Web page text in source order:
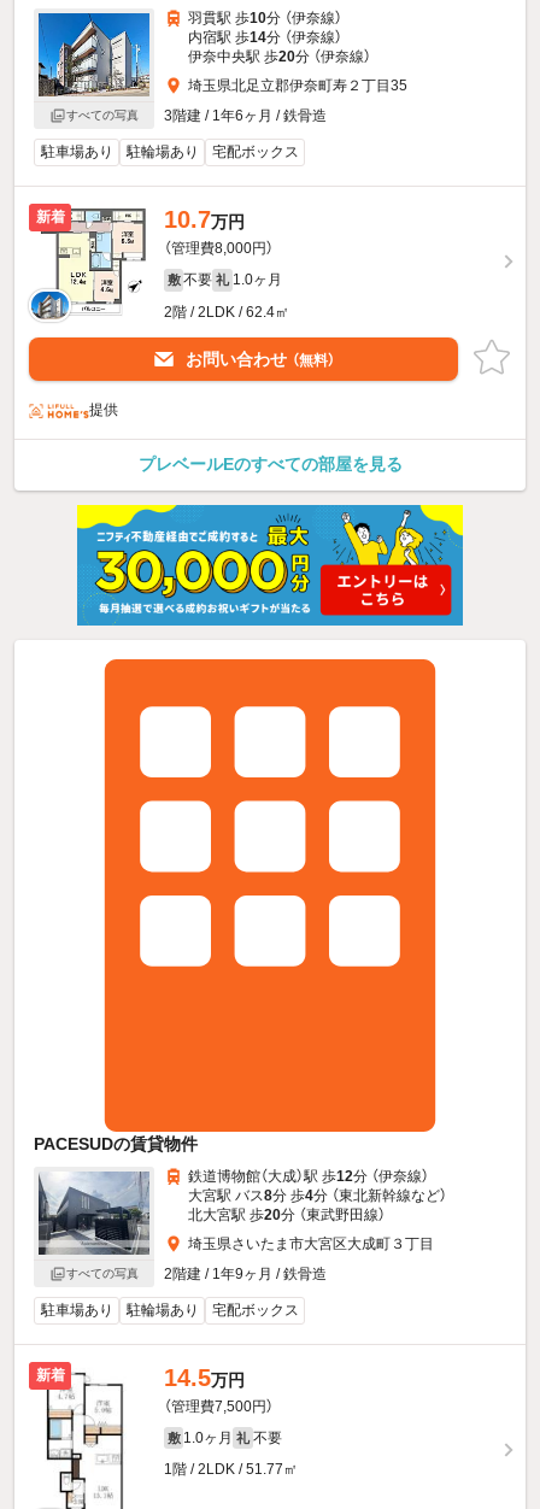
すべての写真
羽貫駅 歩10分 （伊奈線）
内宿駅 歩14分 （伊奈線）
伊奈中央駅 歩20分 （伊奈線）
埼玉県北足立郡伊奈町寿２丁目35
3階建 / 1年6ヶ月 / 鉄骨造
駐車場あり 駐輪場あり 宅配ボックス
新着 10.7万円
（管理費8,000円）
敷 不要 礼 1.0ヶ月
2階 / 2LDK / 62.4㎡
お問い合わせ （無料）
提供
プレベールEのすべての部屋を見る
PACESUDの賃貸物件
すべての写真
鉄道博物館（大成）駅 歩12分 （伊奈線）
大宮駅 バス8分 歩4分 （東北新幹線など）
北大宮駅 歩20分 （東武野田線）
埼玉県さいたま市大宮区大成町３丁目
2階建 / 1年9ヶ月 / 鉄骨造
駐車場あり 駐輪場あり 宅配ボックス
新着 14.5万円
（管理費7,500円）
敷 1.0ヶ月 礼 不要
1階 / 2LDK / 51.77㎡